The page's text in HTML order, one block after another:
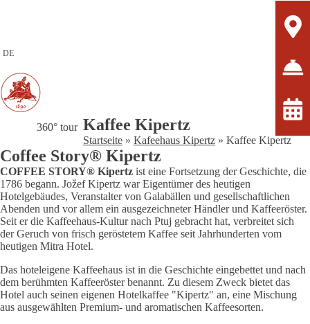
DE
360° tour Kaffee Kipertz
Startseite » Kafeehaus Kipertz » Kaffee Kipertz
Coffee Story® Kipertz
COFFEE STORY® Kipertz ist eine Fortsetzung der Geschichte, die
1786 begann. Jožef Kipertz war Eigentümer des heutigen
Hotelgebäudes, Veranstalter von Galabällen und gesellschaftlichen
Abenden und vor allem ein ausgezeichneter Händler und Kaffeeröster.
Seit er die Kaffeehaus-Kultur nach Ptuj gebracht hat, verbreitet sich
der Geruch von frisch geröstetem Kaffee seit Jahrhunderten vom
heutigen Mitra Hotel.
Das hoteleigene Kaffeehaus ist in die Geschichte eingebettet und nach
dem berühmten Kaffeeröster benannt. Zu diesem Zweck bietet das
Hotel auch seinen eigenen Hotelkaffee "Kipertz" an, eine Mischung
aus ausgewählten Premium- und aromatischen Kaffeesorten.